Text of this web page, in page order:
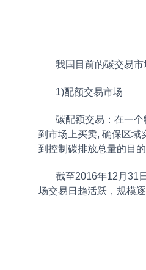
我国目前的碳交易
1)配额交易市场
碳配额交易：在一
到市场上买卖, 确保区域
到控制碳排放总量的目的
截至2016年12月31
场交易日趋活跃，规模逐